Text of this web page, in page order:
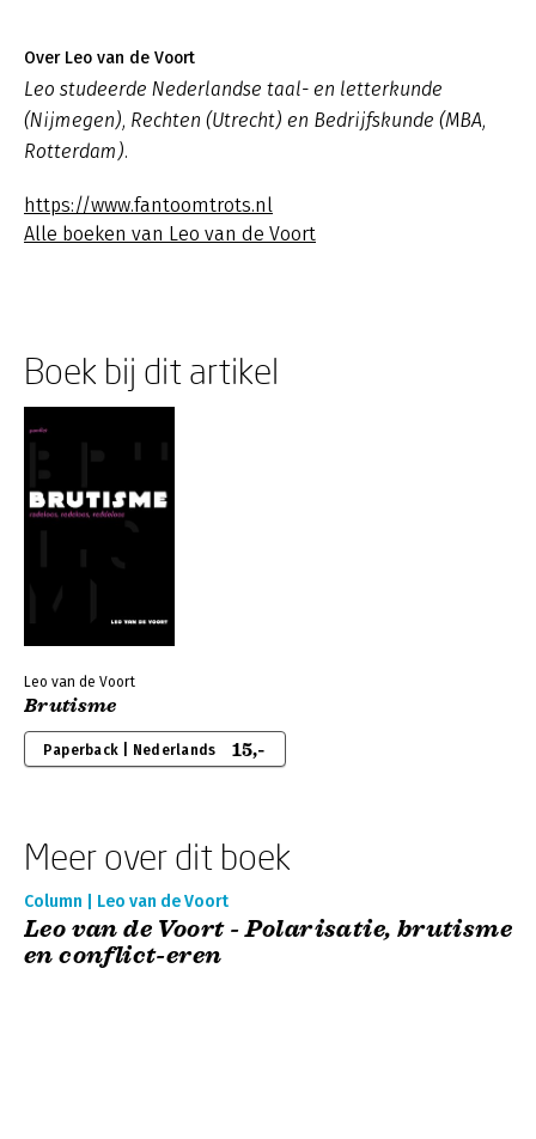
Over Leo van de Voort
Leo studeerde Nederlandse taal- en letterkunde
(Nijmegen), Rechten (Utrecht) en Bedrijfskunde (MBA,
Rotterdam).
https://www.fantoomtrots.nl
Alle boeken van Leo van de Voort
Boek bij dit artikel
Leo van de Voort
Brutisme
Paperback | Nederlands 15,-
Meer over dit boek
Column | Leo van de Voort
Leo van de Voort - Polarisatie, brutisme
en conflict-eren